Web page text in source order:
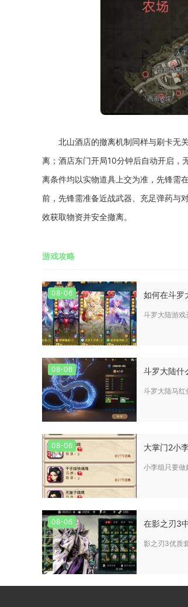
北山酒店的撤离机制同样与刷卡无
离；酒店东门开局10分钟后自动开启，
离条件均以实物道具上交为准，先锋需
前，先锋需准备近战武器、充足弹药与
效获取物资并安全撤离。
游戏攻略
08-06 如何在斗罗
斗罗大陆游戏
08-06 斗罗大陆什
斗罗大陆马红
08-06 大掌门2小
小李组只要做
08-06 在影之刃3
影之刃3优质